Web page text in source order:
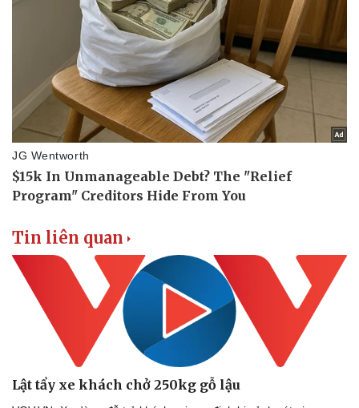
Doanh nghiệp
Thông tin doanh nghiệp
Doanh nghiệp 24h
Doanh nhân
Công nghệ
Sành điệu
Tin Công nghệ
Trải nghiệm
Tin liên quan
Lật tẩy xe khách chở 250kg gỗ lậu